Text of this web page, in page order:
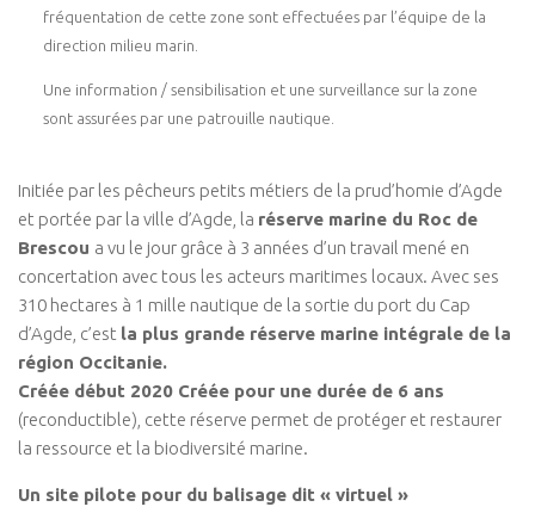
fréquentation de cette zone sont effectuées par l’équipe de la
direction milieu marin.
Une information / sensibilisation et une surveillance sur la zone
sont assurées par une patrouille nautique.
Initiée par les pêcheurs petits métiers de la prud’homie d’Agde
et portée par la ville d’Agde, la réserve marine du Roc de
Brescou a vu le jour grâce à 3 années d’un travail mené en
concertation avec tous les acteurs maritimes locaux. Avec ses
310 hectares à 1 mille nautique de la sortie du port du Cap
d’Agde, c’est la plus grande réserve marine intégrale de la
région Occitanie.
Créée début 2020 Créée pour une durée de 6 ans
(reconductible), cette réserve permet de protéger et restaurer
la ressource et la biodiversité marine.
Un site pilote pour du balisage dit « virtuel »